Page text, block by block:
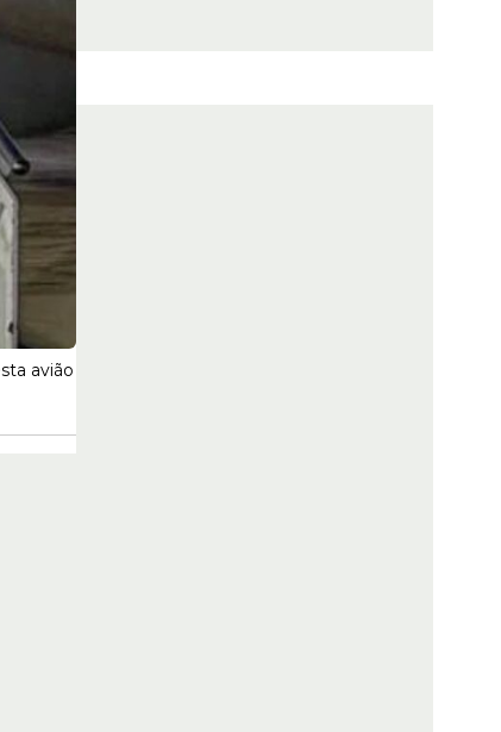
avião